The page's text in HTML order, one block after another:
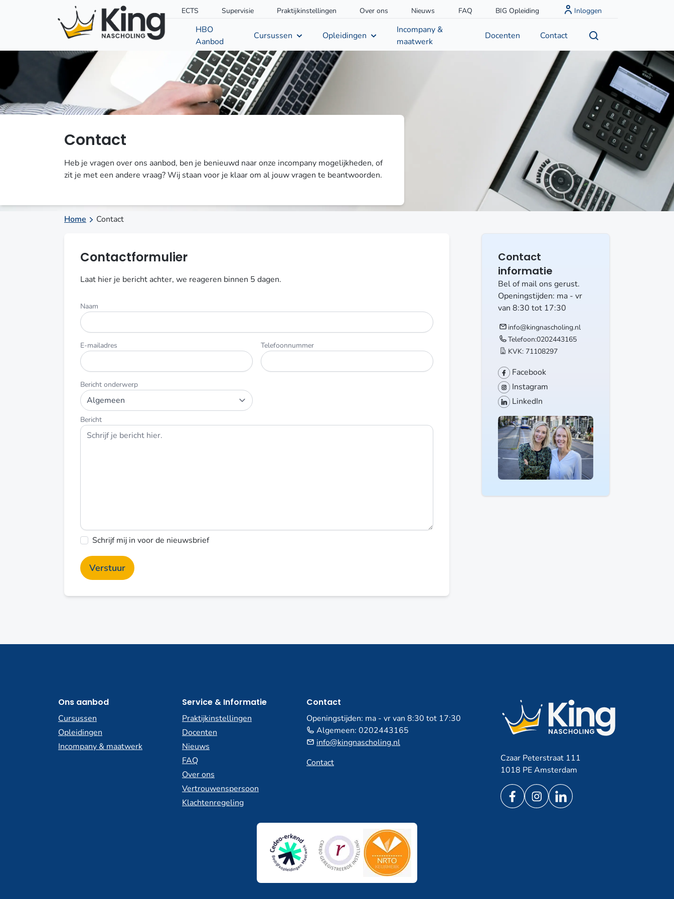
ECTS Supervisie Praktijkinstellingen Over ons Nieuws FAQ BIG Opleiding Inloggen
HBO
Aanbod
Cursussen Opleidingen
Incompany &
maatwerk
Docenten Contact
Contact
Heb je vragen over ons aanbod, ben je benieuwd naar onze incompany mogelijkheden, of
zit je met een andere vraag? Wij staan voor je klaar om al jouw vragen te beantwoorden.
Home Contact
Contactformulier
Laat hier je bericht achter, we reageren binnen 5 dagen.
Naam
E-mailadres Telefoonnummer
Bericht onderwerp
Bericht
Schrijf mij in voor de nieuwsbrief
Contact
informatie
Bel of mail ons gerust.
Openingstijden: ma - vr
van 8:30 tot 17:30
info@kingnascholing.nl
Telefoon:0202443165
KVK: 71108297
Facebook
Instagram
LinkedIn
Ons aanbod
Cursussen
Opleidingen
Incompany & maatwerk
Service & Informatie
Praktijkinstellingen
Docenten
Nieuws
FAQ
Over ons
Vertrouwenspersoon
Klachtenregeling
Contact
Openingstijden: ma - vr van 8:30 tot 17:30
Algemeen: 0202443165
info@kingnascholing.nl
Contact
Czaar Peterstraat 111
1018 PE Amsterdam